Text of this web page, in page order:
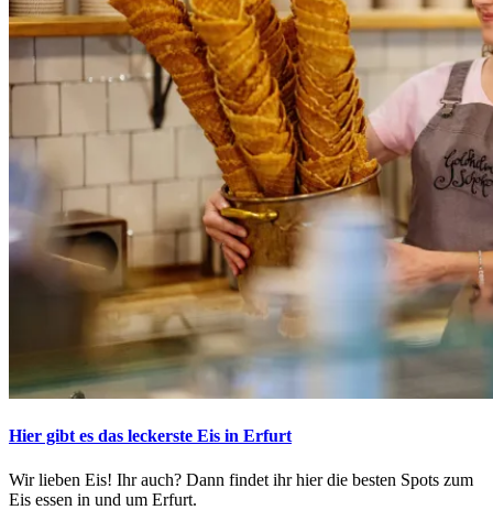
Hier gibt es das leckerste Eis in Erfurt
Wir lieben Eis! Ihr auch? Dann findet ihr hier die besten Spots zum
Eis essen in und um Erfurt.